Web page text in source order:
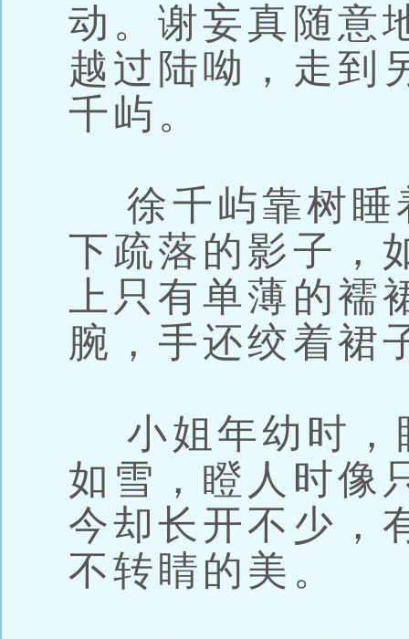
动。谢妄真随意
越过陆呦，走到
千屿。
徐千屿靠树睡
下疏落的影子，
上只有单薄的
腕，手还绞着裙
小姐年幼时，
如雪，瞪人时像
今却长开不少，
不转睛的美。